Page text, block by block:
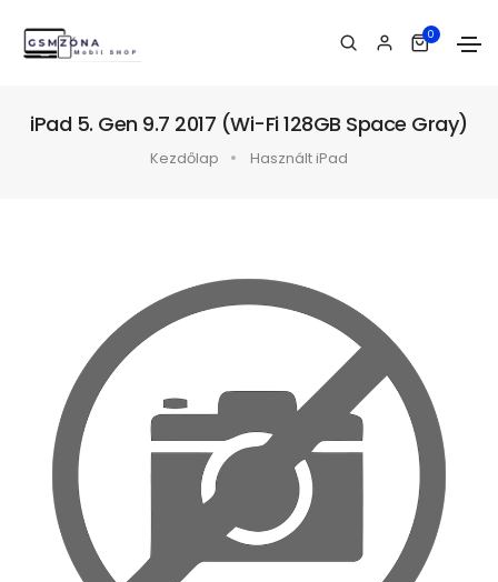
0
iPad 5. Gen 9.7 2017 (Wi-Fi 128GB Space Gray)
Kezdőlap Használt iPad